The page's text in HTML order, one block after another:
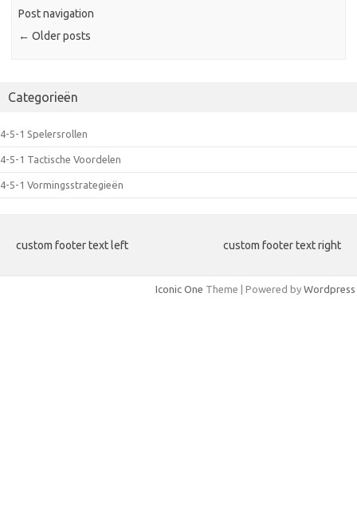
Post navigation
← Older posts
Categorieën
4-5-1 Spelersrollen
4-5-1 Tactische Voordelen
4-5-1 Vormingsstrategieën
custom footer text left custom footer text right
Iconic One Theme | Powered by Wordpress